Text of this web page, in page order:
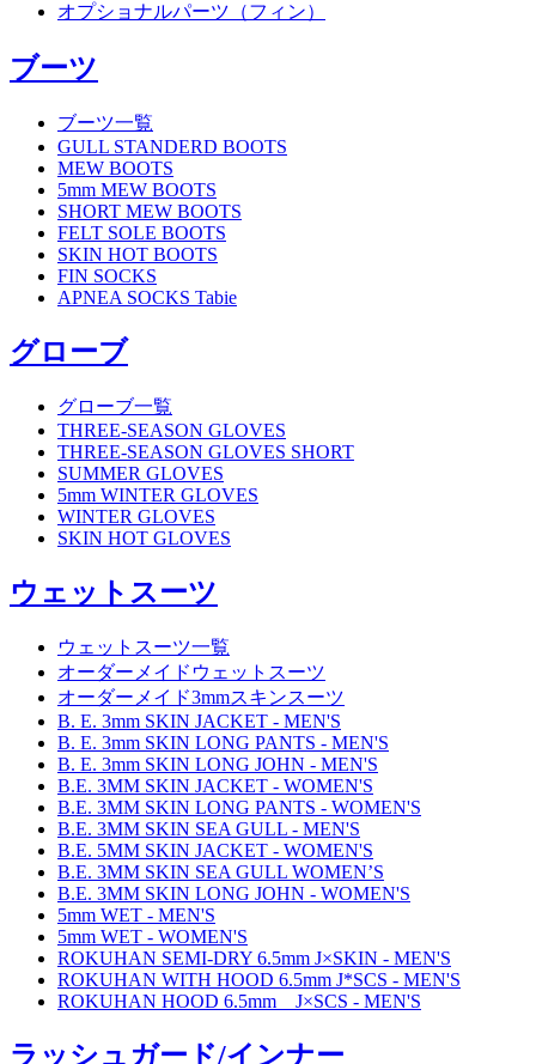
オプショナルパーツ（フィン）
ブーツ
ブーツ一覧
GULL STANDERD BOOTS
MEW BOOTS
5mm MEW BOOTS
SHORT MEW BOOTS
FELT SOLE BOOTS
SKIN HOT BOOTS
FIN SOCKS
APNEA SOCKS Tabie
グローブ
グローブ一覧
THREE-SEASON GLOVES
THREE-SEASON GLOVES SHORT
SUMMER GLOVES
5mm WINTER GLOVES
WINTER GLOVES
SKIN HOT GLOVES
ウェットスーツ
ウェットスーツ一覧
オーダーメイドウェットスーツ
オーダーメイド3mmスキンスーツ
B. E. 3mm SKIN JACKET - MEN'S
B. E. 3mm SKIN LONG PANTS - MEN'S
B. E. 3mm SKIN LONG JOHN - MEN'S
B.E. 3MM SKIN JACKET - WOMEN'S
B.E. 3MM SKIN LONG PANTS - WOMEN'S
B.E. 3MM SKIN SEA GULL - MEN'S
B.E. 5MM SKIN JACKET - WOMEN'S
B.E. 3MM SKIN SEA GULL WOMEN’S
B.E. 3MM SKIN LONG JOHN - WOMEN'S
5mm WET - MEN'S
5mm WET - WOMEN'S
ROKUHAN SEMI-DRY 6.5mm J×SKIN - MEN'S
ROKUHAN WITH HOOD 6.5mm J*SCS - MEN'S
ROKUHAN HOOD 6.5mm J×SCS - MEN'S
ラッシュガード/インナー